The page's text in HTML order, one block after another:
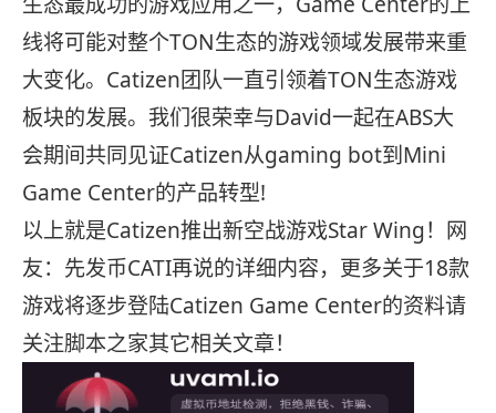
线将可能对整个TON生态的游戏领域发展带来重
大变化。Catizen团队一直引领着TON生态游戏
板块的发展。我们很荣幸与David一起在ABS大
会期间共同见证Catizen从gaming bot到Mini
Game Center的产品转型!
以上就是Catizen推出新空战游戏Star Wing！网
友：先发币CATI再说的详细内容，更多关于18款
游戏将逐步登陆Catizen Game Center的资料请
关注脚本之家其它相关文章！